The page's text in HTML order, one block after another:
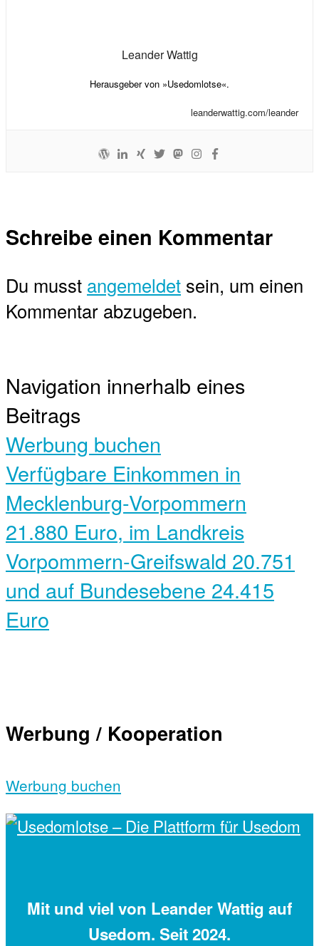
Leander Wattig
Herausgeber von »Usedomlotse«.
leanderwattig.com/leander
Schreibe einen Kommentar
Du musst angemeldet sein, um einen
Kommentar abzugeben.
Navigation innerhalb eines
Beitrags
Werbung buchen
Verfügbare Einkommen in
Mecklenburg-Vorpommern
21.880 Euro, im Landkreis
Vorpommern-Greifswald 20.751
und auf Bundesebene 24.415
Euro
Werbung / Kooperation
Werbung buchen
Mit und viel von Leander Wattig auf
Usedom. Seit 2024.